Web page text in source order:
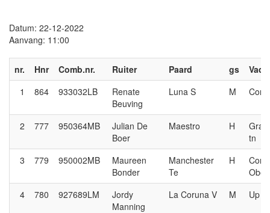
Datum: 22-12-2022
Aanvang: 11:00
nr. Hnr Comb.nr. Ruiter Paard gs
1
864 933032LB
Renate
Beuving
Luna S M
2 777 950364MB
Julian De
Boer
Maestro H
tn
3
779 950002MB
Maureen
Bonder
Manchester
Te
H
4
780 927689LM
Jordy
Manning
La Coruna V M Up